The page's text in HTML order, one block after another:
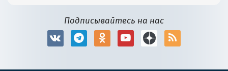
Подписывайтесь на нас